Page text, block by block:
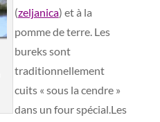
(zeljanica) et à la
pomme de terre. Les
bureks sont
traditionnellement
cuits « sous la cendre »
dans un four spécial.Les